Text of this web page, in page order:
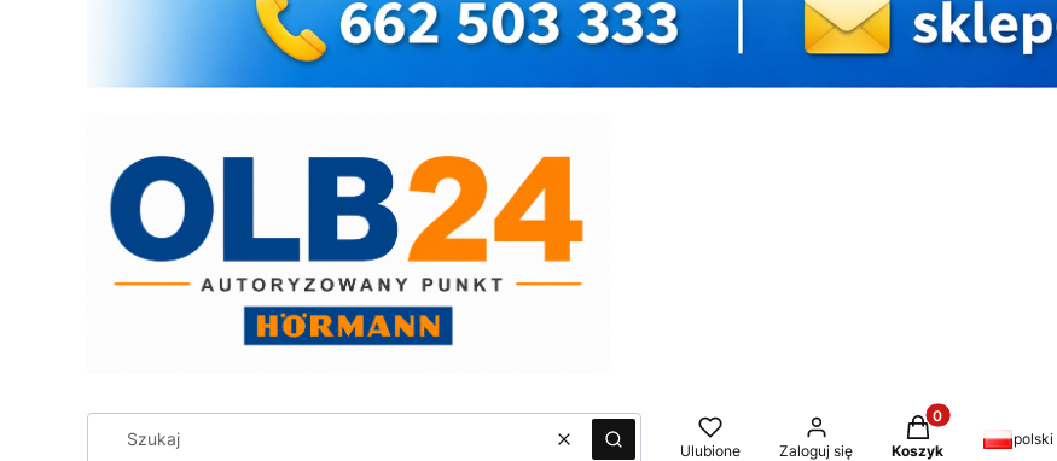
WyczyśćSzukaj Ulubione Zaloguj się
Produkty w
Koszyk
polski